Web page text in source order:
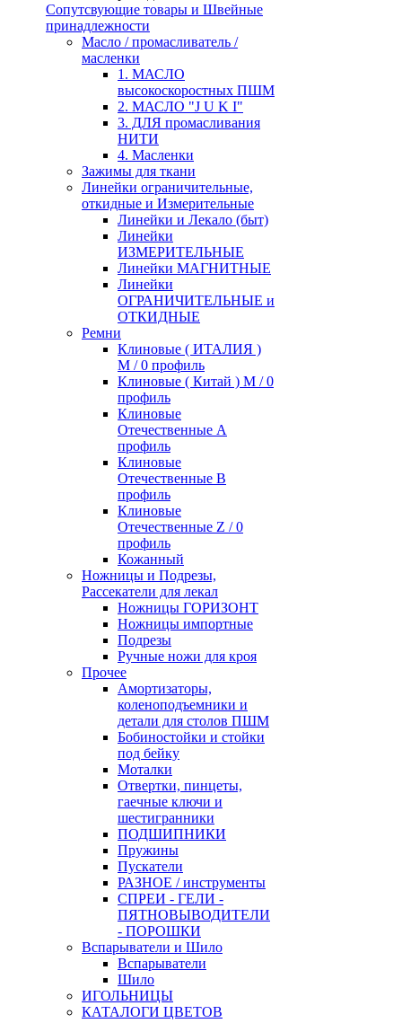
Сопутсвующие товары и Швейные
принадлежности
Масло / промасливатель /
масленки
1. МАСЛО
высокоскоростных ПШМ
2. МАСЛО "J U K I"
3. ДЛЯ промасливания
НИТИ
4. Масленки
Зажимы для ткани
Линейки ограничительные,
откидные и Измерительные
Линейки и Лекало (быт)
Линейки
ИЗМЕРИТЕЛЬНЫЕ
Линейки МАГНИТНЫЕ
Линейки
ОГРАНИЧИТЕЛЬНЫЕ и
ОТКИДНЫЕ
Ремни
Клиновые ( ИТАЛИЯ )
М / 0 профиль
Клиновые ( Китай ) М / 0
профиль
Клиновые
Отечественные А
профиль
Клиновые
Отечественные В
профиль
Клиновые
Отечественные Z / 0
профиль
Кожанный
Ножницы и Подрезы,
Рассекатели для лекал
Ножницы ГОРИЗОНТ
Ножницы импортные
Подрезы
Ручные ножи для кроя
Прочее
Амортизаторы,
коленоподъемники и
детали для столов ПШМ
Бобиностойки и стойки
под бейку
Моталки
Отвертки, пинцеты,
гаечные ключи и
шестигранники
ПОДШИПНИКИ
Пружины
Пускатели
РАЗНОЕ / инструменты
СПРЕИ - ГЕЛИ -
ПЯТНОВЫВОДИТЕЛИ
- ПОРОШКИ
Вспарыватели и Шило
Вспарыватели
Шило
ИГОЛЬНИЦЫ
КАТАЛОГИ ЦВЕТОВ